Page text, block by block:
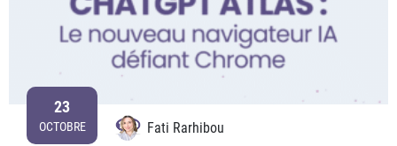
23
OCTOBRE Fati Rarhibou